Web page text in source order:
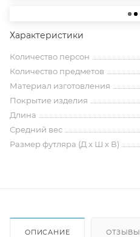
Характеристики
Количество персон
Количество предметов
Материал изготовления
Покрытие изделия
Длина
Средний вес
Размер футляра (Д х Ш х В)
ОПИСАНИЕ ОТЗЫВЫ